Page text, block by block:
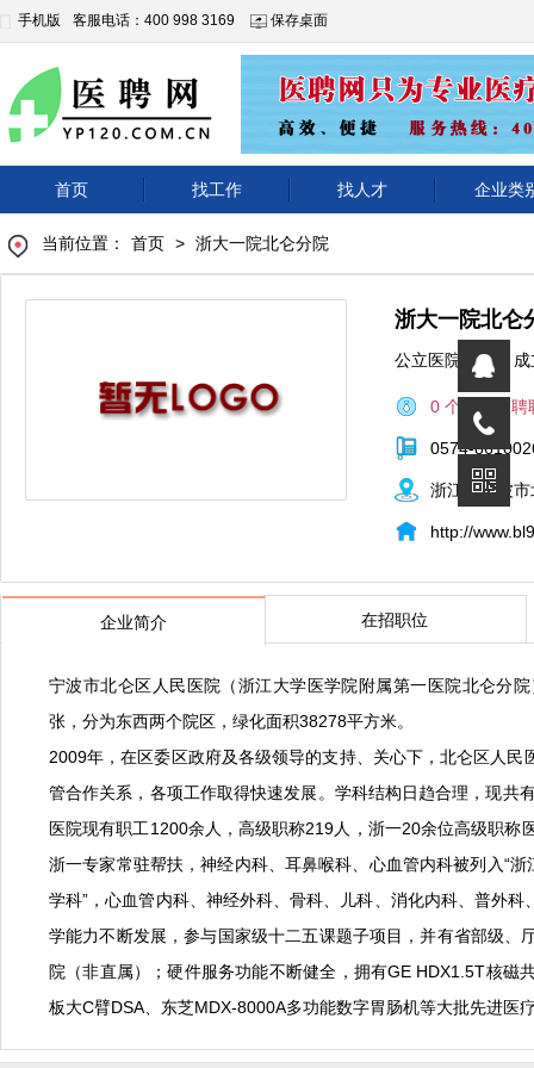
手机版 客服电话：400 998 3169 保存桌面
首页 找工作 找人才 企业类
当前位置： 首页 > 浙大一院北仑分院
浙大一院北仑
公立医院 |
0 个正在招聘
0574-
浙江省宁波
http://
企业简介 在招职位
宁波市北仑区人民医院（浙江大学医学院附属第一医院北仑分
张，分为东西两个院区，绿化面积38278平方米。
2009年，在区委区政府及各级领导的支持、关心下，北仑区人
管合作关系，各项工作取得快速发展。学科结构日趋合理，现
医院现有职工1200余人，高级职称219人，浙一20余位高级职
浙一专家常驻帮扶，神经内科、耳鼻喉科、心血管内科被列入“
学科”，心血管内科、神经外科、骨科、儿科、消化内科、普外
学能力不断发展，参与国家级十二五课题子项目，并有省部级
院（非直属）；硬件服务功能不断健全，拥有GE HDX1.5T核
板大C臂DSA、东芝MDX-8000A多功能数字胃肠机等大批先进医